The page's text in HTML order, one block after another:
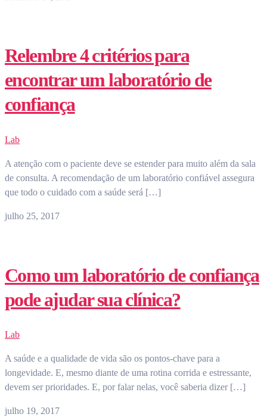
Relembre 4 critérios para
encontrar um laboratório de
confiança
Lab
A atenção com o paciente deve se estender para muito além da sala
de consulta. A recomendação de um laboratório confiável assegura
que todo o cuidado com a saúde será […]
julho 25, 2017
Como um laboratório de confiança
pode ajudar sua clínica?
Lab
A saúde e a qualidade de vida são os pontos-chave para a
longevidade. E, mesmo diante de uma rotina corrida e estressante,
devem ser prioridades. E, por falar nelas, você saberia dizer […]
julho 19, 2017